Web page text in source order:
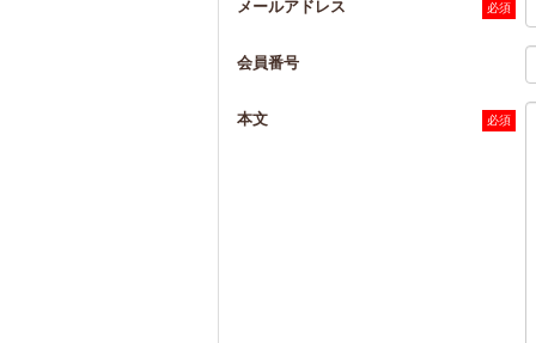
メールアドレス
会員番号
本文